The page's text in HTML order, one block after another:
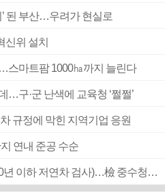
된 부산…우려가 현실로
신위 설치
스마트팜 1000㏊까지 늘린다
…구·군 난색에 교육청 ‘쩔쩔’
규정에 막힌 지역기업 응원
연내 준공 수순
■ 검사 신분 버리고 직급하향(10년 이하 저연차 검사)…檢 중수청행 기피